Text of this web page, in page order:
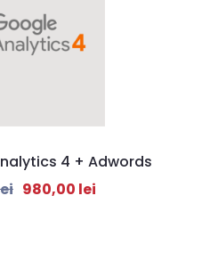
4 + Adwords
980,00 lei